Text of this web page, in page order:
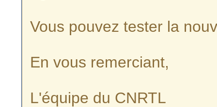
Vous pouvez tester la
En vous remerciant,
L'équipe du CNRTL